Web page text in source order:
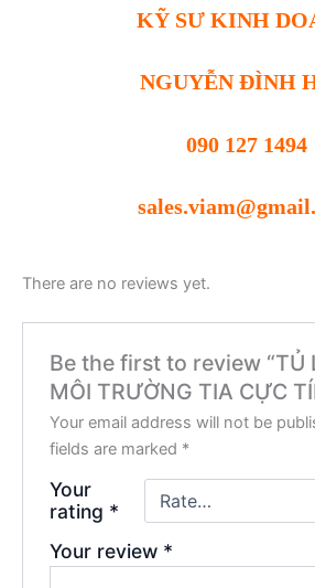
KỸ SƯ KINH
NGUYỄN ĐÌNH
090 127 1494
There are no reviews yet.
Be the first to review “TỦ
MÔI TRƯỜNG TIA CỰC
Your email address will not be
fields are marked *
Your
rating *
Your review *